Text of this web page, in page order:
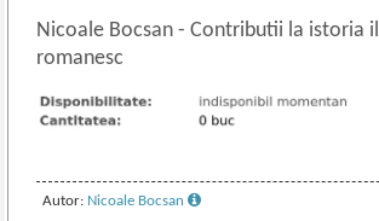
Nicoale Bocsan- Contributii la istoria
romanesc
Autor: Nicoale Bocsan